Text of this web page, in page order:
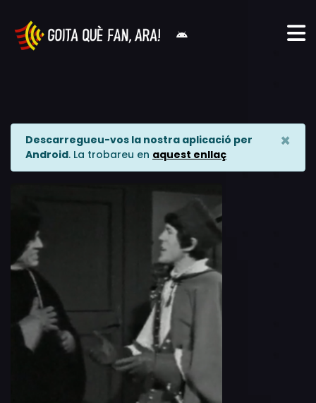
Descarregueu-vos la nostra aplicació per
Android. La trobareu en aquest enllaç
×